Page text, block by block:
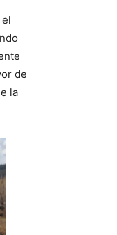
de
la